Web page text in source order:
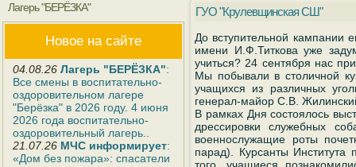
Лагерь "БЕРЁЗКА"
Новое на сайте
04.08.26 Лагерь "БЕРЁЗКА":
Все смены в воспитательно-
оздоровительном лагере
"Берёзка" в 2026 году. 4 июня
2026 года воспитательно-
оздоровительный лагерь..
21.07.26 МЧС информирует:
«Дом без пожара»: спасатели
ГУО "Крулевщинская СШ"
До вступительной кампании
имени И.Ф.Титкова уже
учиться? 24 сентября нас
Мы побывали в столичной
учащихся из различных
генерал-майор С.В.
В рамках Дня состоялось
дрессировки служебных
военнослужащие роты
парад). Курсанты